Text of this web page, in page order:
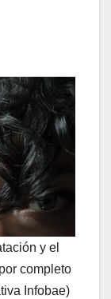
y el
completo
Infobae)